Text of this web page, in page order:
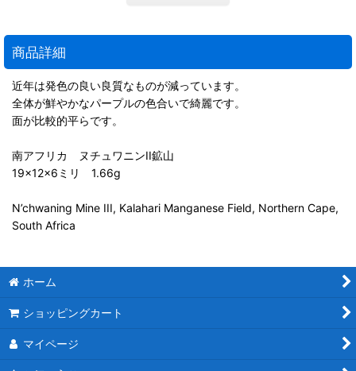
商品詳細
近年は発色の良い良質なものが減っています。
全体が鮮やかなパープルの色合いで綺麗です。
面が比較的平らです。
南アフリカ ヌチュワニンII鉱山
19×12×6ミリ 1.66g
N’chwaning Mine III, Kalahari Manganese Field, Northern Cape,
South Africa
ホーム
ショッピングカート
マイページ